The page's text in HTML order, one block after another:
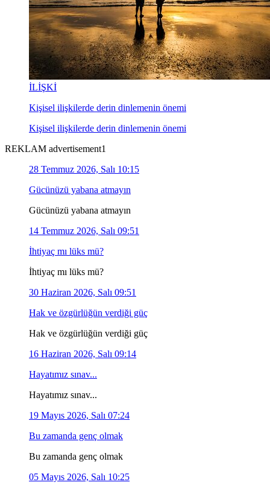
İLİŞKİ
Kişisel ilişkilerde derin dinlemenin önemi
Kişisel ilişkilerde derin dinlemenin önemi
REKLAM advertisement1
28 Temmuz 2026, Salı 10:15
Gücünüzü yabana atmayın
Gücünüzü yabana atmayın
14 Temmuz 2026, Salı 09:51
İhtiyaç mı lüks mü?
İhtiyaç mı lüks mü?
30 Haziran 2026, Salı 09:51
Hak ve özgürlüğün verdiği güç
Hak ve özgürlüğün verdiği güç
16 Haziran 2026, Salı 09:14
Hayatımız sınav...
Hayatımız sınav...
19 Mayıs 2026, Salı 07:24
Bu zamanda genç olmak
Bu zamanda genç olmak
05 Mayıs 2026, Salı 10:25